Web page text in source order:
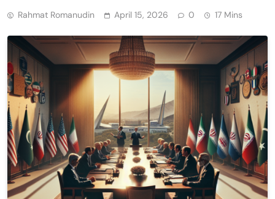
Rahmat Romanudin April 15, 2026 0 17 Mins